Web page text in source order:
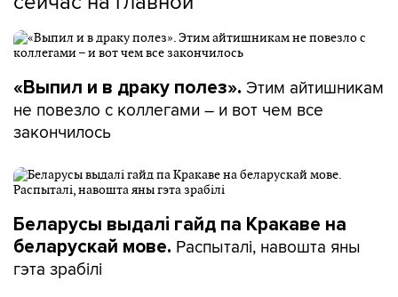
«Выпил и в драку полез». Этим айтишникам
не повезло с коллегами – и вот чем все
закончилось
Беларусы выдалі гайд па Кракаве на
беларускай мове. Распыталі, навошта яны
гэта зрабілі